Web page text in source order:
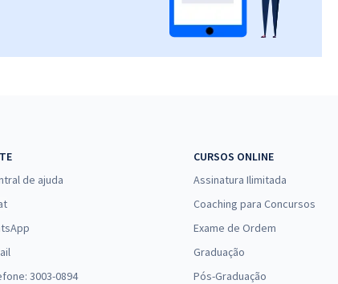
de ajuda
3003-0894
CURSOS ONLINE
Assinatura Ilimitada
Coaching para Concursos
Exame de Ordem
Graduação
Pós-Graduação